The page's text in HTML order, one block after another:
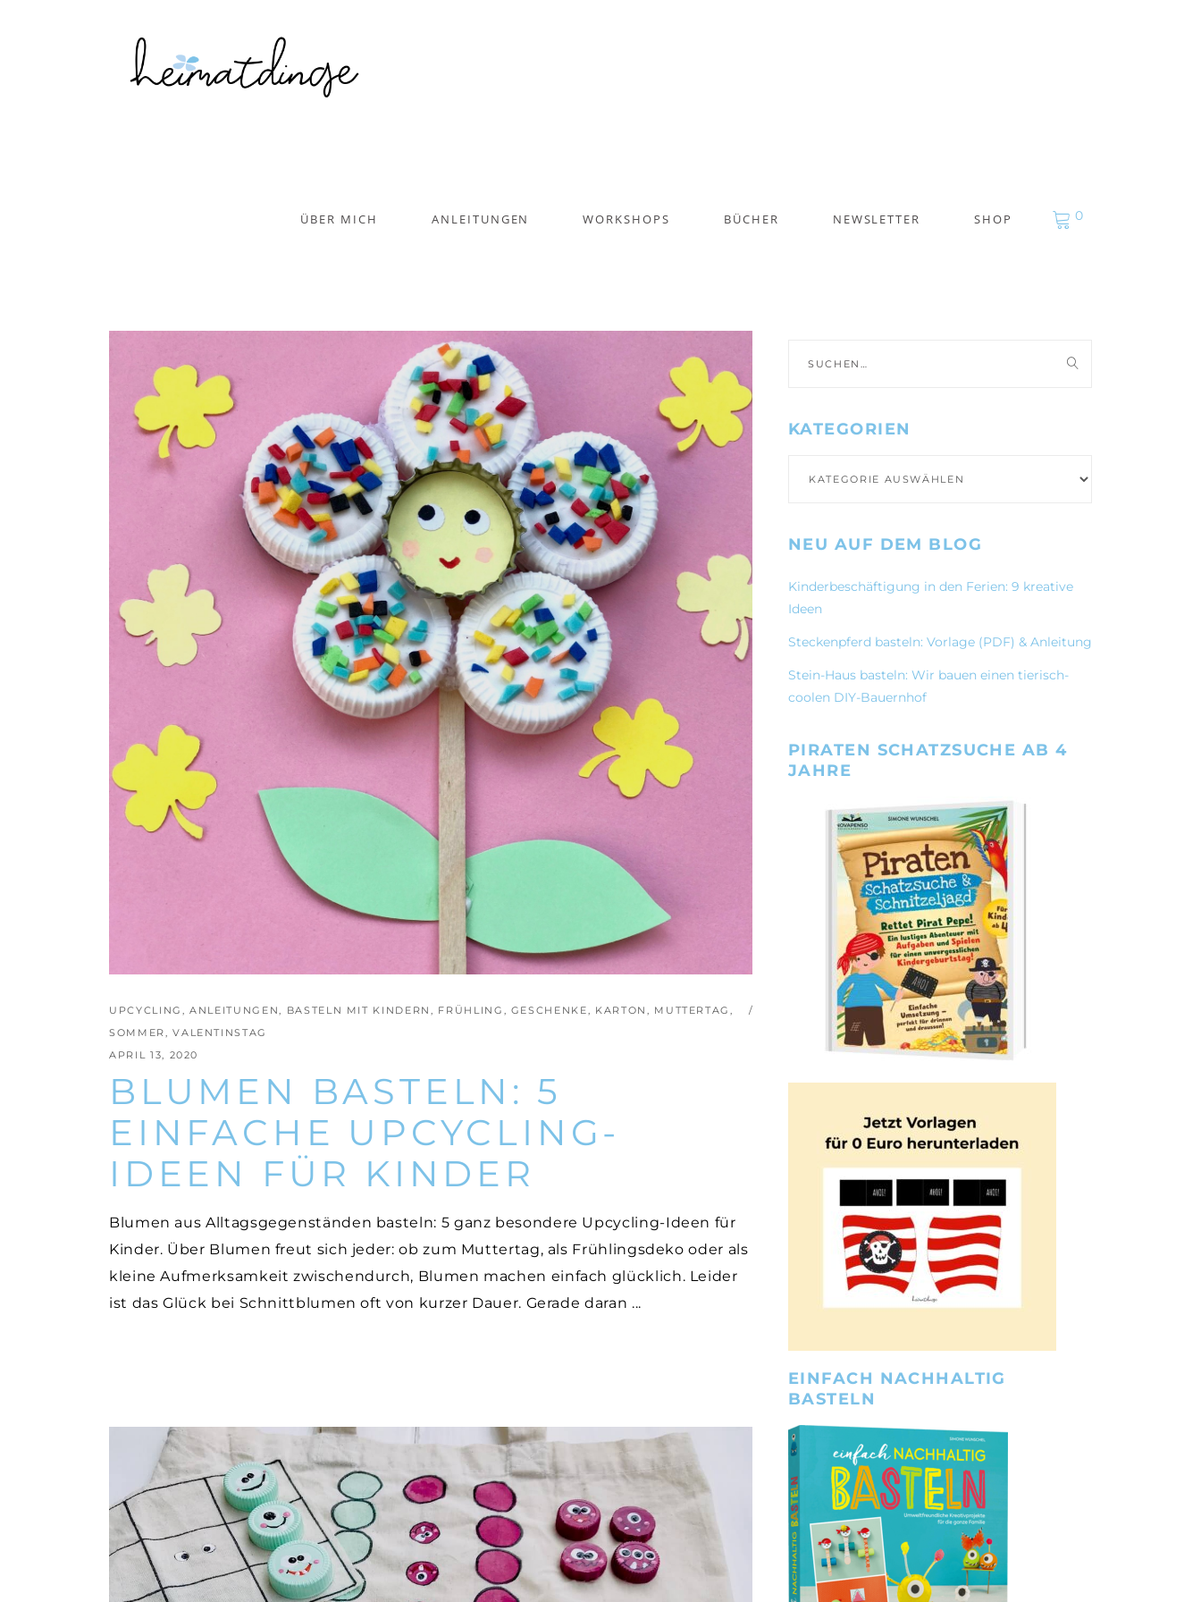
ÜBER MICH ANLEITUNGEN WORKSHOPS BÜCHER NEWSLETTER SHOP 0
UPCYCLING ,ANLEITUNGEN, BASTELN MIT KINDERN , FRÜHLING , GESCHENKE, KARTON , MUTTERTAG,
SOMMER,VALENTINSTAG
APRIL 13, 2020
BLUMEN BASTELN: 5
EINFACHE UPCYCLING-
IDEEN FÜR KINDER
Blumen aus Alltagsgegenständen basteln: 5 ganz besondere Upcycling-Ideen für
Kinder. Über Blumen freut sich jeder: ob zum Muttertag, als Frühlingsdeko oder als
kleine Aufmerksamkeit zwischendurch, Blumen machen einfach glücklich. Leider
ist das Glück bei Schnittblumen oft von kurzer Dauer. Gerade daran
nach:
KATEGORIEN
NEU AUF DEM BLOG
Kinderbeschäftigung in den Ferien: 9 kreative
Ideen
Steckenpferd basteln: Vorlage (PDF) & Anleitung
Stein-Haus basteln: Wir bauen einen tierisch-
coolen DIY-Bauernhof
PIRATEN SCHATZSUCHE AB 4
JAHRE
EINFACH NACHHALTIG
BASTELN